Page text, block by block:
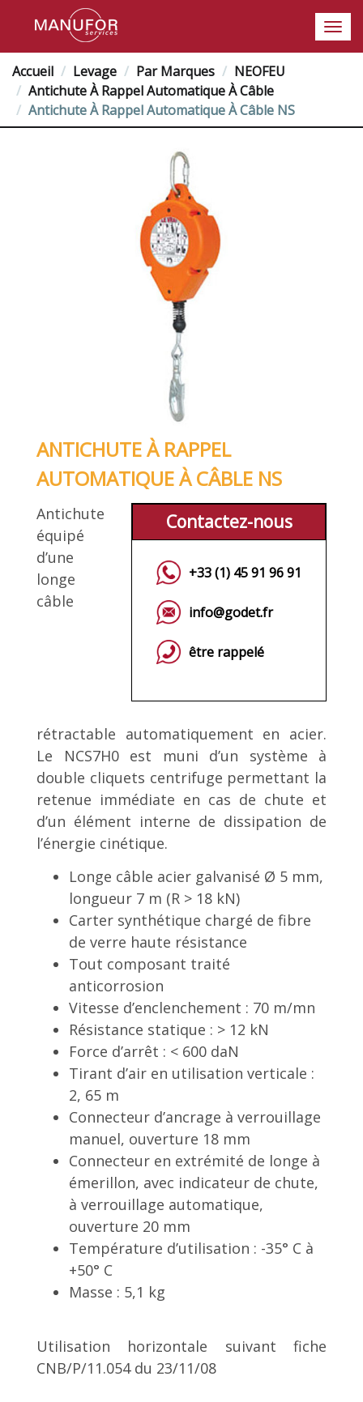
Accueil Levage Par Marques
NEOFEU
Antichute À Rappel Automatique À Câble
Antichute À Rappel Automatique À Câble NS
ANTICHUTE À RAPPEL
AUTOMATIQUE À CÂBLE NS
Contactez-nous
+33 (1) 45 91 96 91
info@godet.fr
être rappelé
Antichute
équipé
d’une
longe
câble
rétractable automatiquement en acier.
Le NCS7H0 est muni d’un système à
double cliquets centrifuge permettant la
retenue immédiate en cas de chute et
d’un élément interne de dissipation de
l’énergie cinétique.
Longe câble acier galvanisé Ø 5 mm,
longueur 7 m (R > 18 kN)
Carter synthétique chargé de fibre
de verre haute résistance
Tout composant traité
anticorrosion
Vitesse d’enclenchement : 70 m/mn
Résistance statique : > 12 kN
Force d’arrêt : < 600 daN
Tirant d’air en utilisation verticale :
2, 65 m
Connecteur d’ancrage à verrouillage
manuel, ouverture 18 mm
Connecteur en extrémité de longe à
émerillon, avec indicateur de chute,
à verrouillage automatique,
ouverture 20 mm
Température d’utilisation : -35° C à
+50° C
Masse : 5,1 kg
Utilisation horizontale suivant fiche
CNB/P/11.054 du 23/11/08